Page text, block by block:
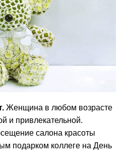
Женщина в любом возрасте
и привлекательной.
салона красоты
подарком коллеге на День